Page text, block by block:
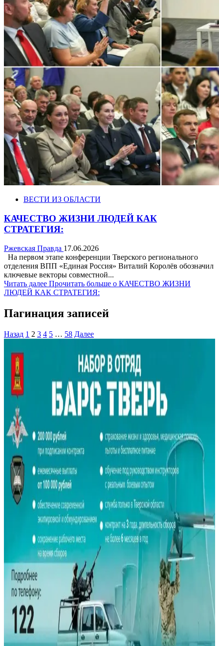
ВЕСТИ ИЗ ОБЛАСТИ
КАЧЕСТВО ЖИЗНИ ЛЮДЕЙ КАК
СТРАТЕГИЯ:
Ржевская Правда 17.06.2026
На первом этапе конференции Тверского регионального
отделения ВПП «Единая Россия» Виталий Королёв обозначил
ключевые векторы совместной...
Читать далее Прочитать больше о КАЧЕСТВО ЖИЗНИ
ЛЮДЕЙ КАК СТРАТЕГИЯ:
Пагинация записей
Назад 1 2 3 4 5 … 58 Далее